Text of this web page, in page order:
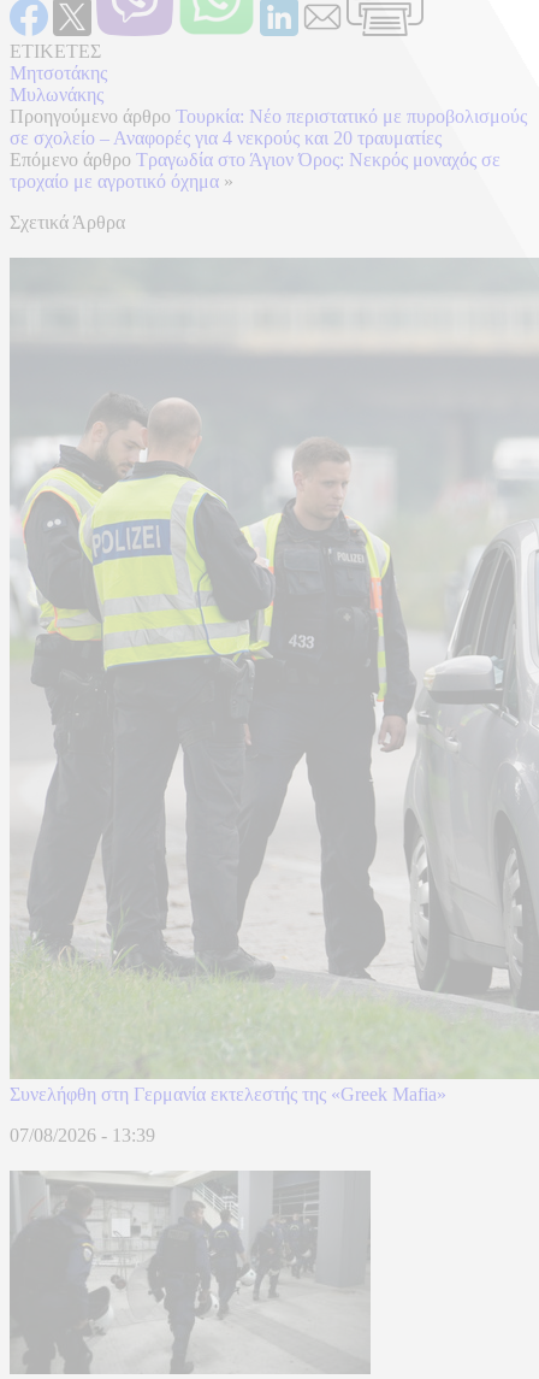
ΕΤΙΚΕΤΕΣ
Μητσοτάκης
Μυλωνάκης
Προηγούμενο άρθρο Τουρκία: Νέο περιστατικό με πυροβολισμούς
σε σχολείο – Αναφορές για 4 νεκρούς και 20 τραυματίες
Επόμενο άρθρο Τραγωδία στο Άγιον Όρος: Νεκρός μοναχός σε
τροχαίο με αγροτικό όχημα »
Σχετικά Άρθρα
Συνελήφθη στη Γερμανία εκτελεστής της «Greek Mafia»
07/08/2026 - 13:39